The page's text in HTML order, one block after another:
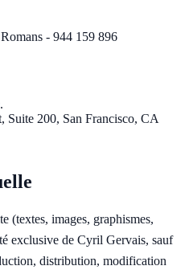
- 944 159 896
Suite 200, San Francisco, CA
(textes, images, graphismes,
exclusive de Cyril Gervais, sauf
distribution, modification